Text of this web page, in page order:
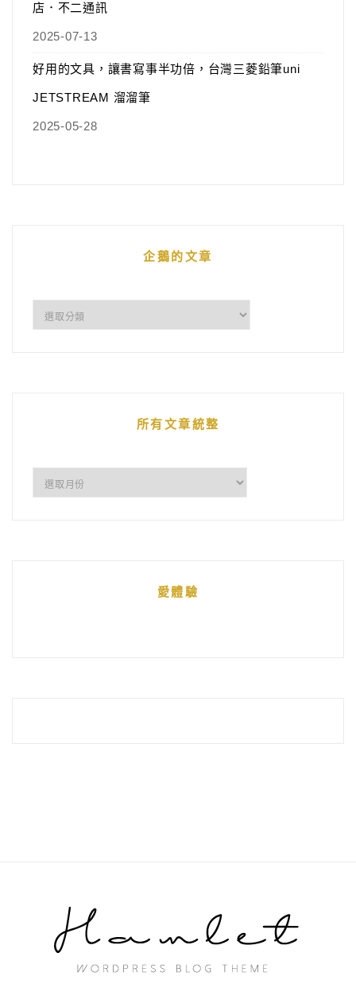
店．不二通訊
2025-07-13
好用的文具，讓書寫事半功倍，台灣三菱鉛筆uni
JETSTREAM 溜溜筆
2025-05-28
企鵝的文章
所有文章統整
愛體驗